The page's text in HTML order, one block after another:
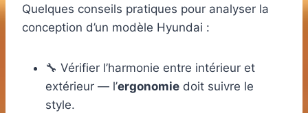
Quelques conseils pratiques pour analyser la
conception d’un modèle Hyundai :
🔧 Vérifier l’harmonie entre intérieur et
extérieur — l’ergonomie doit suivre le
style.